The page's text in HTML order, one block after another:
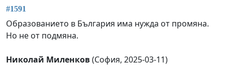
#1591
Образованието в България има нужда от промяна.
Но не от подмяна.
Николай Миленков(София, 2025-03-11)